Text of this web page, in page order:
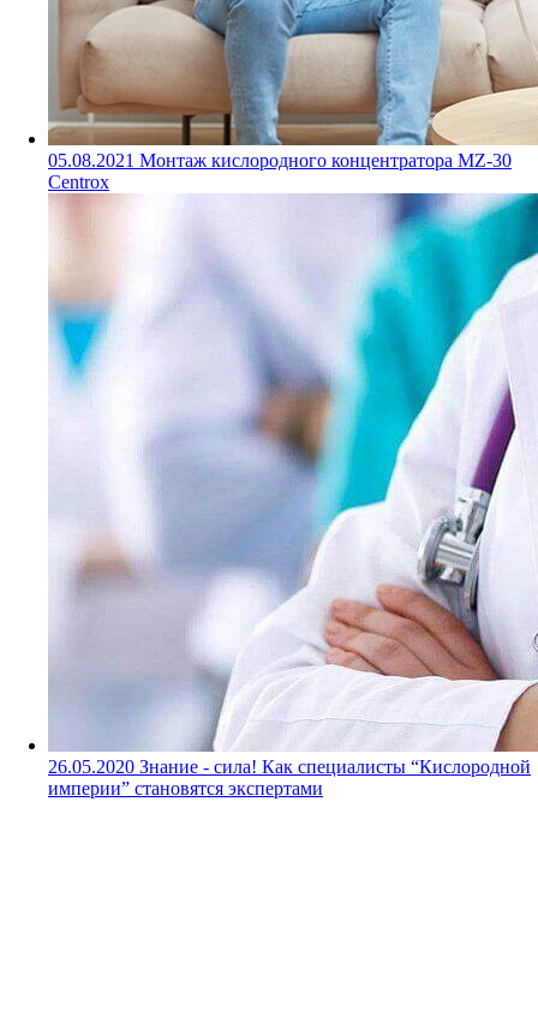
05.08.2021 Монтаж кислородного концентратора MZ-30
Centrox
26.05.2020 Знание - сила! Как специалисты “Кислородной
империи” становятся экспертами